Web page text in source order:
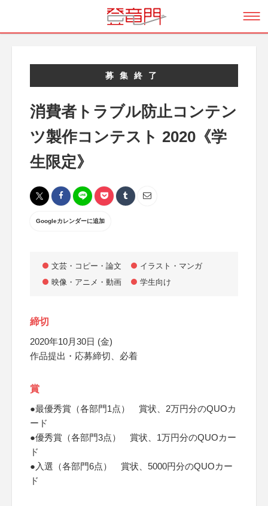
募集終了
消費者トラブル防止コンテン
ツ製作コンテスト 2020《学
生限定》
Googleカレンダーに追加
文芸・コピー・論文
イラスト・マンガ
映像・アニメ・動画
学生向け
締切
2020年10月30日 (金)
作品提出・応募締切、必着
賞
●最優秀賞（各部門1点） 賞状、2万円分のQUOカ
ード
●優秀賞（各部門3点） 賞状、1万円分のQUOカー
ド
●入選（各部門6点） 賞状、5000円分のQUOカー
ド